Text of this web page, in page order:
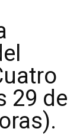
29 de